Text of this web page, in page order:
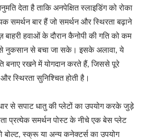
देता है ताकि अनपेक्षित स्लाइडिंग को रोका
बार हैं जो समर्थन और स्थिरता बढ़ाने
हवाओं के दौरान कैनोपी की गति को कम
नुकसान से बचा जा सके। इसके अलावा, ये
बनाए रखने में योगदान करते हैं, जिससे पूरे
स्थिरता सुनिश्चित होती है।
से सपाट धातु की प्लेटों का उपयोग करके जुड़े
प्रत्येक समर्थन पोस्ट के नीचे एक बेस प्लेट
स्क्रू या अन्य कनेक्टर्स का उपयोग